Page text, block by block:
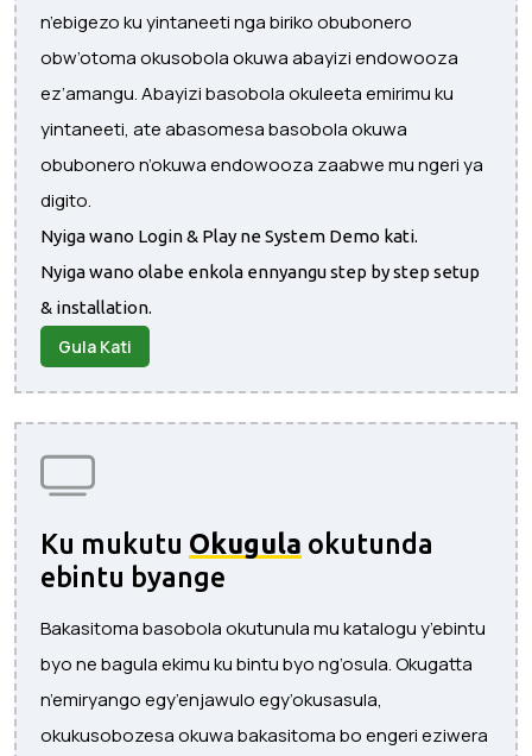
n’ebigezo ku yintaneeti nga biriko obubonero
obw’otoma okusobola okuwa abayizi endowooza
ez’amangu. Abayizi basobola okuleeta emirimu ku
yintaneeti, ate abasomesa basobola okuwa
obubonero n’okuwa endowooza zaabwe mu ngeri ya
digito.
Nyiga wano Login & Play ne System Demo kati.
Nyiga wano olabe enkola ennyangu step by step setup
& installation.
Gula Kati
Ku mukutu Okugula okutunda
ebintu byange
Bakasitoma basobola okutunula mu katalogu y’ebintu
byo ne bagula ekimu ku bintu byo ng’osula. Okugatta
n’emiryango egy’enjawulo egy’okusasula,
okukusobozesa okuwa bakasitoma bo engeri eziwera